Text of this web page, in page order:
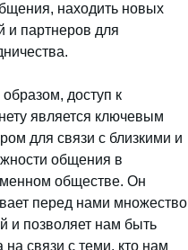
находить новых
и партнеров для
доступ к
является ключевым
для связи с близкими и
общения в
обществе. Он
перед нами множество
и позволяет нам быть
на связи с теми, кто нам